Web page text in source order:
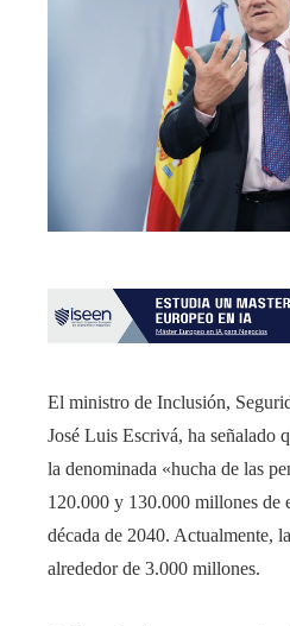
El ministro de Inclusión,
José Luis Escrivá, ha señalado
la denominada «hucha de las
120.000 y 130.000 millones de
década de 2040. Actualmente,
alrededor de 3.000 millones.